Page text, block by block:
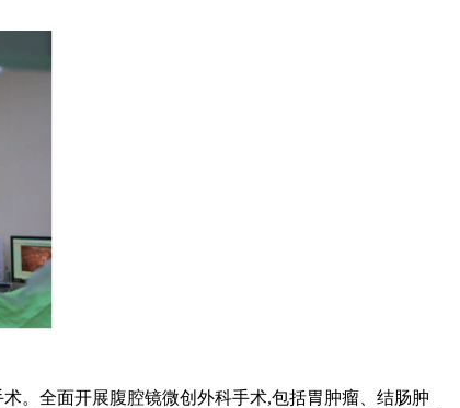
。全面开展腹腔镜微创外科手术,包括胃肿瘤、结肠肿